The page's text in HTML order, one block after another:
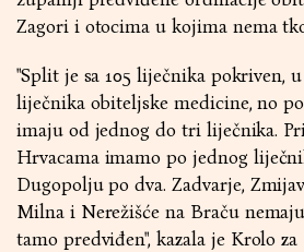
Zagori i otocima u kojima nema
"Split je sa 105 liječnika pokriven,
liječnika obiteljske medicine, no
imaju od jednog do tri liječnika.
Hrvacama imamo po jednog
Dugopolju po dva. Zadvarje,
Milna i Nerežišće na Braču
tamo predviđen", kazala je Krolo